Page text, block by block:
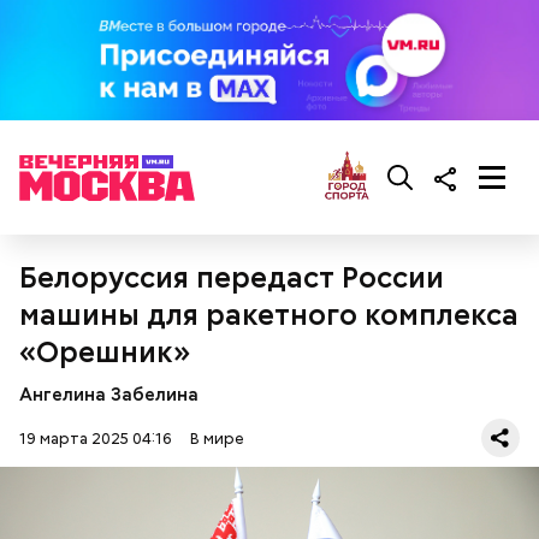
Белоруссия передаст России
машины для ракетного комплекса
«Орешник»
Ангелина Забелина
19 марта 2025 04:16 В мире
проблемы с сердцем.